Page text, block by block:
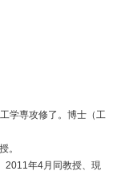
学専攻修了。博士（工
。
2011年4月同教授、現